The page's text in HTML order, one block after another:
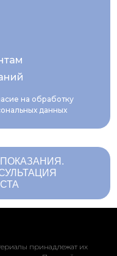
на обработку
данных
принадлежат их